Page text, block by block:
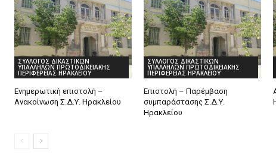
ΣΥΛΛΟΓΟΣ ΔΙΚΑΣΤΙΚΩΝ
ΥΠΑΛΛΗΛΩΝ ΠΡΩΤΟΔΙΚΕΙΑΚΗΣ
ΠΕΡΙΦΕΡΕΙΑΣ ΗΡΑΚΛΕΙΟΥ
Ενημερωτική επιστολή –
Ανακοίνωση Σ.Δ.Υ. Ηρακλείου
ΣΥΛΛΟΓΟΣ ΔΙΚΑΣΤΙΚΩΝ
ΥΠΑΛΛΗΛΩΝ ΠΡΩΤΟΔΙΚΕΙΑΚΗΣ
ΠΕΡΙΦΕΡΕΙΑΣ ΗΡΑΚΛΕΙΟΥ
Επιστολή – Παρέμβαση
συμπαράστασης Σ.Δ.Υ.
Ηρακλείου